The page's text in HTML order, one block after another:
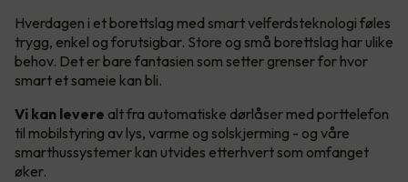
Hverdagen i et borettslag med smart velferdsteknologi føles
trygg, enkel og forutsigbar. Store og små borettslag har ulike
behov. Det er bare fantasien som setter grenser for hvor
smart et sameie kan bli.
Vi kan levere alt fra automatiske dørlåser med porttelefon
til mobilstyring av lys, varme og solskjerming - og våre
smarthussystemer kan utvides etterhvert som omfanget
øker.